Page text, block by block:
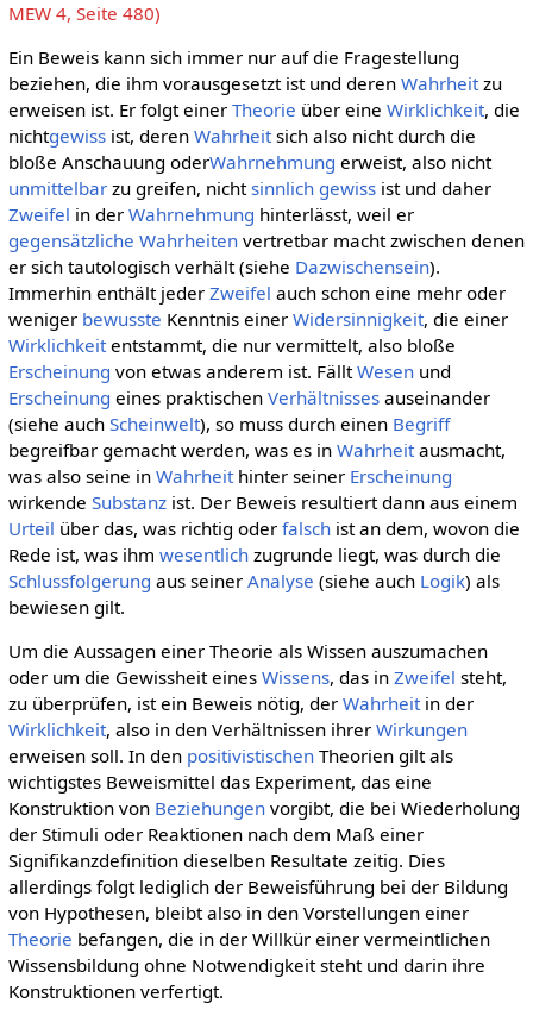
MEW 4, Seite 480)
Ein Beweis kann sich immer nur auf die Fragestellung
beziehen, die ihm vorausgesetzt ist und deren Wahrheitzu
erweisen ist. Er folgt einer Theorie über eine Wirklichkeit, die
nichtgewissist, deren Wahrheitsich also nicht durch die
bloße Anschauung oderWahrnehmung erweist, also nicht
unmittelbarzu greifen, nichtsinnlich gewissist und daher
Zweifel in der Wahrnehmung hinterlässt, weil er
gegensätzliche Wahrheitenvertretbar macht zwischen denen
er sich tautologisch verhält (siehe Dazwischensein).
Immerhin enthält jeder Zweifel auch schon eine mehr oder
weniger bewusste Kenntnis einer Widersinnigkeit, die einer
Wirklichkeitentstammt, die nur vermittelt, also bloße
Erscheinung von etwas anderem ist. FälltWesenund
Erscheinung eines praktischen Verhältnissesauseinander
(siehe auch Scheinwelt), so muss durch einen Begriff
begreifbar gemacht werden, was es in Wahrheitausmacht,
was also seine in Wahrheithinter seiner Erscheinung
wirkende Substanzist. Der Beweis resultiert dann aus einem
Urteil über das, was richtig oder falschist an dem, wovon die
Rede ist, was ihm wesentlichzugrunde liegt, was durch die
Schlussfolgerung aus seiner Analyse (siehe auch Logik) als
bewiesen gilt.
Um die Aussagen einer Theorie als Wissen auszumachen
oder um die Gewissheit eines Wissens, das in Zweifel steht,
zu überprüfen, ist ein Beweis nötig, der Wahrheitin der
Wirklichkeit, also in den Verhältnissen ihrer Wirkungen
erweisen soll. In den positivistischenTheorien gilt als
wichtigstes Beweismittel das Experiment, das eine
Konstruktion von Beziehungenvorgibt, die bei Wiederholung
der Stimuli oder Reaktionen nach dem Maß einer
Signifikanzdefinition dieselben Resultate zeitig. Dies
allerdings folgt lediglich der Beweisführung bei der Bildung
von Hypothesen, bleibt also in den Vorstellungen einer
Theorie befangen, die in der Willkür einer vermeintlichen
Wissensbildung ohne Notwendigkeit steht und darin ihre
Konstruktionen verfertigt.